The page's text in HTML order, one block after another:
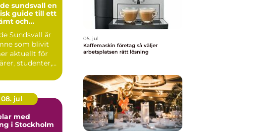
sundsvall en
guide till ett
och
Sundsvall är
som blivit
aktuellt för
studenter,
08. jul
med
i Stockholm
05. jul
Kaffemaskin företag så väljer
arbetsplatsen rätt lösning